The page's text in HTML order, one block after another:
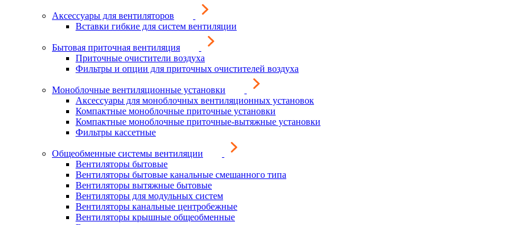
Аксессуары для вентиляторов
Вставки гибкие для систем вентиляции
Бытовая приточная вентиляция
Приточные очистители воздуха
Фильтры и опции для приточных очистителей воздуха
Моноблочные вентиляционные установки
Аксессуары для моноблочных вентиляционных установок
Компактные моноблочные приточные установки
Компактные моноблочные приточные-вытяжные установки
Фильтры кассетные
Общеобменные системы вентиляции
Вентиляторы бытовые
Вентиляторы бытовые канальные смешанного типа
Вентиляторы вытяжные бытовые
Вентиляторы для модульных систем
Вентиляторы канальные центробежные
Вентиляторы крышные общеобменные